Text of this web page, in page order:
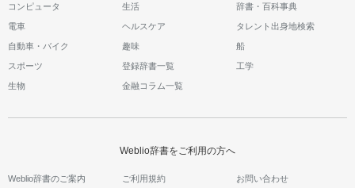
コンピュータ 生活 辞書・百科事典
電車 ヘルスケア タレント出身地検索
自動車・バイク 趣味 船
スポーツ 登録辞書一覧 工学
生物 金融コラム一覧
Weblio辞書をご利用の方へ
Weblio辞書のご案内 ご利用規約 お問い合わせ